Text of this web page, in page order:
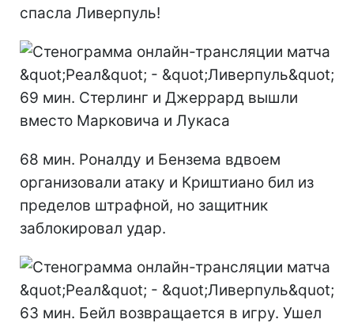
спасла Ливерпуль!
69 мин. Стерлинг и Джеррард вышли
вместо Марковича и Лукаса
68 мин. Роналду и Бензема вдвоем
организовали атаку и Криштиано бил из
пределов штрафной, но защитник
заблокировал удар.
63 мин. Бейл возвращается в игру. Ушел